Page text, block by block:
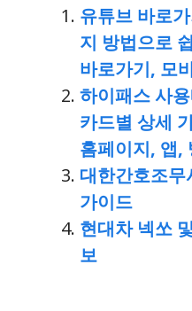
유튜브 바로
지 방법으로
바로가기, 모
하이패스 사
카드별 상세
홈페이지, 앱,
대한간호조
가이드
현대차 넥쏘
보